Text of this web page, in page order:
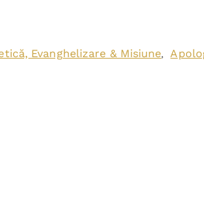
Evanghelizare & Misiune,